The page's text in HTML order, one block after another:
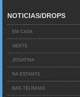
NOTICIAS/DROPS
EM CASA
GENTE
JOGATINA
NA ESTANTE
NAS TELINHAS